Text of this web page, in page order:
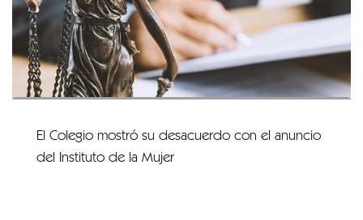
El Colegio mostró su desacuerdo con el anuncio
del Instituto de la Mujer